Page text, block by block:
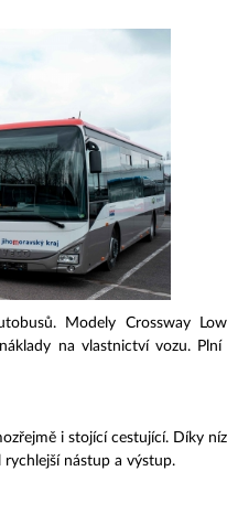
Modely Crossway
na vlastnictví vozu.
i stojící cestující. Díky
nástup a výstup.